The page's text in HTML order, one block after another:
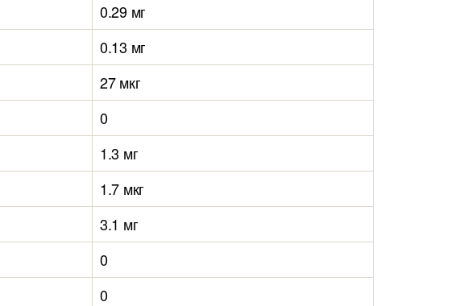
0.29 мг
0.13 мг
27 мкг
0
1.3 мг
1.7 мкг
3.1 мг
0
0